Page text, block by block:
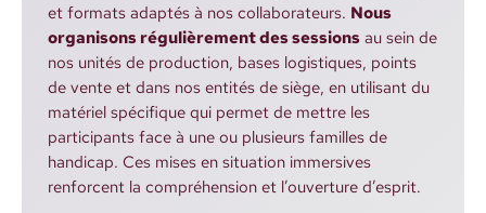
et formats adaptés à nos collaborateurs. Nous
organisons régulièrement des sessions au sein de
nos unités de production, bases logistiques, points
de vente et dans nos entités de siège, en utilisant du
matériel spécifique qui permet de mettre les
participants face à une ou plusieurs familles de
handicap. Ces mises en situation immersives
renforcent la compréhension et l’ouverture d’esprit.